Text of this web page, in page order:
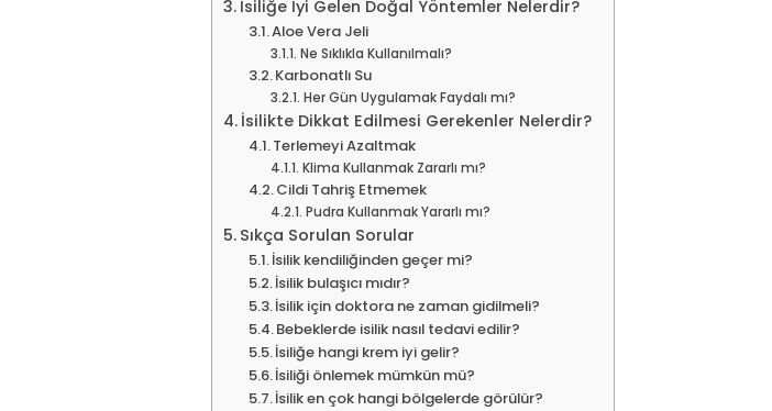
İsiliğe İyi Gelen Doğal Yöntemler Nelerdir?
Aloe Vera Jeli
Ne Sıklıkla Kullanılmalı?
Karbonatlı Su
Her Gün Uygulamak Faydalı mı?
İsilikte Dikkat Edilmesi Gerekenler Nelerdir?
Terlemeyi Azaltmak
Klima Kullanmak Zararlı mı?
Cildi Tahriş Etmemek
Pudra Kullanmak Yararlı mı?
Sıkça Sorulan Sorular
İsilik kendiliğinden geçer mi?
İsilik bulaşıcı mıdır?
İsilik için doktora ne zaman gidilmeli?
Bebeklerde isilik nasıl tedavi edilir?
İsiliğe hangi krem iyi gelir?
İsiliği önlemek mümkün mü?
İsilik en çok hangi bölgelerde görülür?